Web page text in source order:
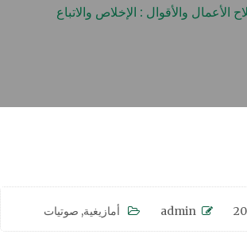
الأعمال والأقوال : الإخلاص والاتباع
admin أمازيغية, صوتيات